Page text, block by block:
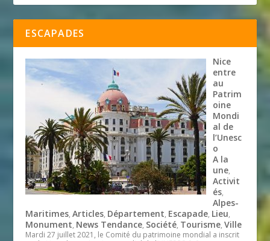
ESCAPADES
Nice
entre
au
Patrim
oine
Mondi
al de
l’Unesc
o
A la
une,
Activit
és,
Alpes-
Maritimes,Articles, Département, Escapade, Lieu,
Monument, News Tendance, Société, Tourisme,Ville
Mardi 27 juillet 2021, le Comité du patrimoine mondial a inscrit